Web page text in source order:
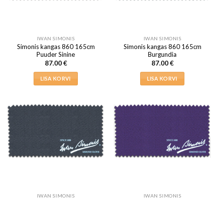
IWAN SIMONIS
Simonis kangas 860 165cm
Puuder Sinine
87.00€
LISA KORVI
IWAN SIMONIS
Simonis kangas 860 165cm
Burgundia
87.00€
LISA KORVI
IWAN SIMONIS IWAN SIMONIS